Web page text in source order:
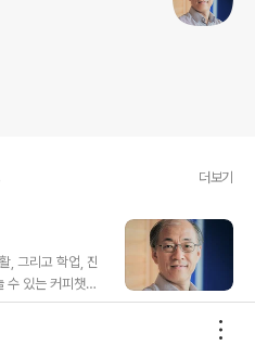
더보기
, 그리고 학업, 진
수 있는 커피챗을
니다. 저 말고도